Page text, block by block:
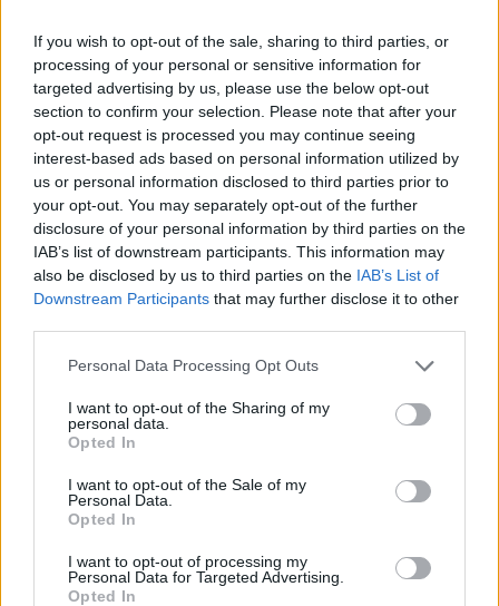
If you wish to opt-out of the sale, sharing to third parties, or
processing of your personal or sensitive information for
targeted advertising by us, please use the below opt-out
section to confirm your selection. Please note that after your
opt-out request is processed you may continue seeing
interest-based ads based on personal information utilized by
us or personal information disclosed to third parties prior to
your opt-out. You may separately opt-out of the further
disclosure of your personal information by third parties on the
IAB’s list of downstream participants. This information may
also be disclosed by us to third parties on the IAB’s List of
Downstream Participants that may further disclose it to other
Personal Data Processing Opt Outs
I want to opt-out of the Sharing of my
personal data.
Opted In
I want to opt-out of the Sale of my
Personal Data.
Opted In
I want to opt-out of processing my
Personal Data for Targeted Advertising.
Opted In
Περισσότερα Θέματα
Wellness
WELLNESS
ΑΥΓ 05, 2026
τροφές που όλοι θεωρούν
υγιεινές αλλά κάνουν ζημιά